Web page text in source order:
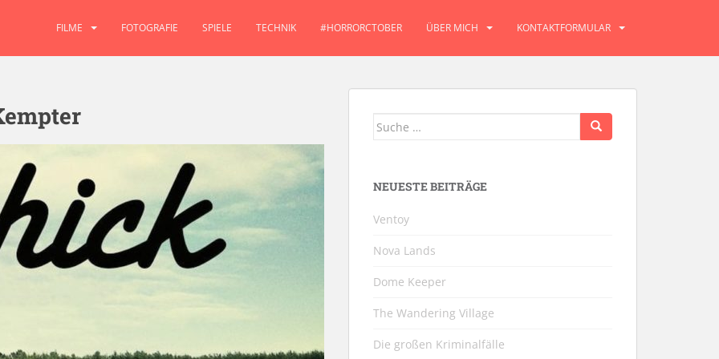
FILME FOTOGRAFIE SPIELE TECHNIK #HORRORCTOBER ÜBER MICH KONTAKTFORMULAR
Suche
NEUESTE BEITRÄGE
Ventoy
Nova Lands
Dome Keeper
The Wandering Village
Die großen Kriminalfälle